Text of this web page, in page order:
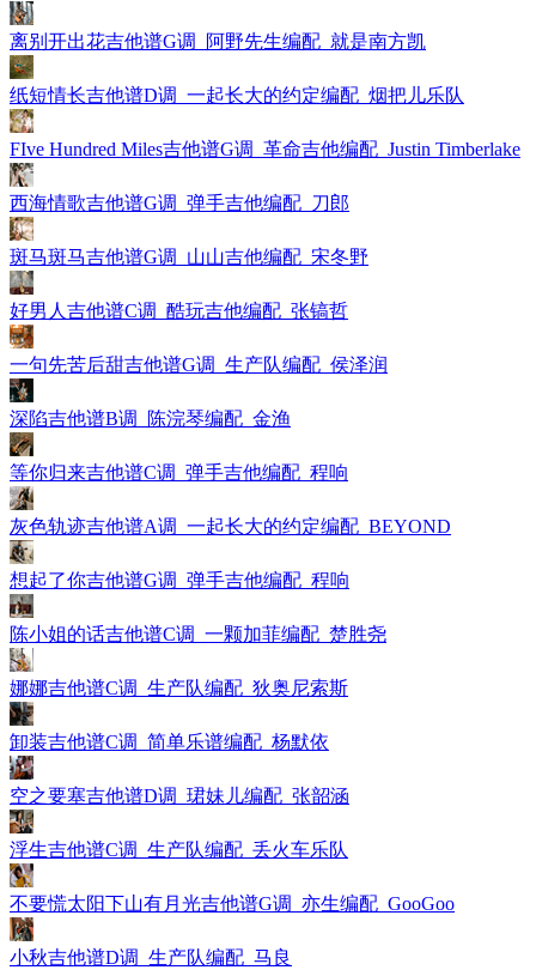
离别开出花吉他谱G调_阿野先生编配_就是南方凯
纸短情长吉他谱D调_一起长大的约定编配_烟把儿乐队
FIve Hundred Miles吉他谱G调_革命吉他编配_Justin Timberlake
西海情歌吉他谱G调_弹手吉他编配_刀郎
斑马斑马吉他谱G调_山山吉他编配_宋冬野
好男人吉他谱C调_酷玩吉他编配_张镐哲
一句先苦后甜吉他谱G调_生产队编配_侯泽润
深陷吉他谱B调_陈浣琴编配_金渔
等你归来吉他谱C调_弹手吉他编配_程响
灰色轨迹吉他谱A调_一起长大的约定编配_BEYOND
想起了你吉他谱G调_弹手吉他编配_程响
陈小姐的话吉他谱C调_一颗加菲编配_楚胜尧
娜娜吉他谱C调_生产队编配_狄奥尼索斯
卸装吉他谱C调_简单乐谱编配_杨默依
空之要塞吉他谱D调_珺妹儿编配_张韶涵
浮生吉他谱C调_生产队编配_丢火车乐队
不要慌太阳下山有月光吉他谱G调_亦生编配_GooGoo
小秋吉他谱D调_生产队编配_马良